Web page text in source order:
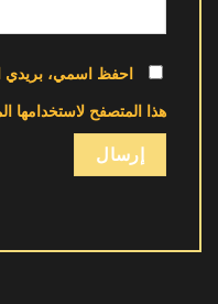
احفظ اسمي، بريدي
هذا المتصفح لاستخدامها